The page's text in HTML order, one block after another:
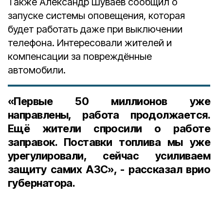
запуске системы оповещения, которая
будет работать даже при выключении
телефона. Интересовали жителей и
компенсации за повреждённые
автомобили.
«Первые 50 миллионов уже
направлены, работа продолжается.
Ещё жители спросили о работе
заправок. Поставки топлива мы уже
урегулировали, сейчас усиливаем
защиту самих АЗС», - рассказал врио
губернатора.